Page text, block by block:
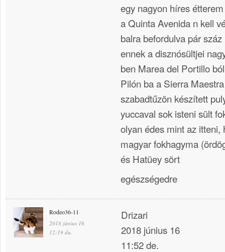
egy nagyon híres étterem
a Quinta Avenida n kell
balra befordulva pár
ennek a disznósültjei
ben Marea del Portillo
Pilón ba a Sierra
szabadtűzön készített
yuccaval sok isteni sült
olyan édes mint az itteni,
magyar fokhagyma
és Hatüey sört
egészségedre
Rodeo36-11
2018 június 16
12:19 du.
Drizari
2018 június 16
11:52 de.